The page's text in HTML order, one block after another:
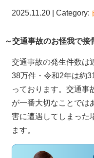
2025.11.20 | Category:
～交通事故のお怪我で接
交通事故の発生件数は
38万件・令和2年は約
っております。交通事
が一番大切なことでは
害に遭遇してしまった
ます。